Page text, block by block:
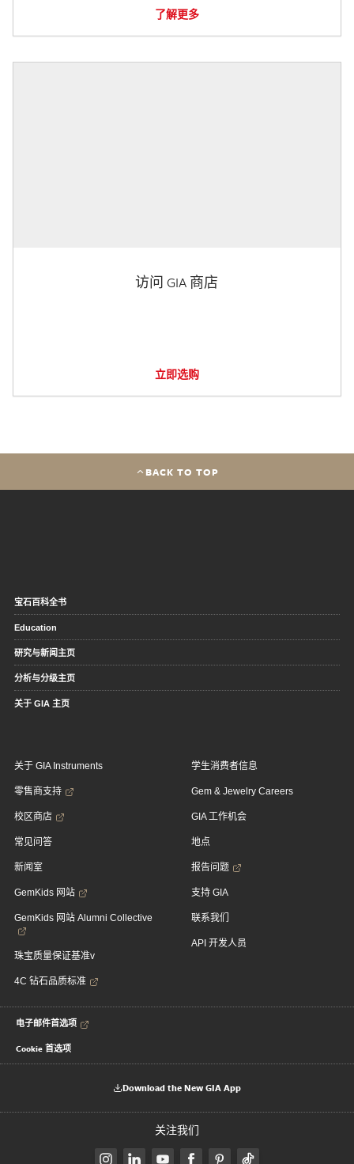
了解更多
访问 GIA 商店
立即选购
BACK TO TOP
宝石百科全书
Education
研究与新闻主页
分析与分级主页
关于 GIA 主页
关于 GIA Instruments
零售商支持
校区商店
常见问答
新闻室
GemKids 网站
GemKids 网站 Alumni Collective
珠宝质量保证基准v
4C 钻石品质标准
学生消费者信息
Gem & Jewelry Careers
GIA 工作机会
地点
报告问题
支持 GIA
联系我们
API 开发人员
电子邮件首选项
Cookie 首选项
Download the New GIA App
关注我们